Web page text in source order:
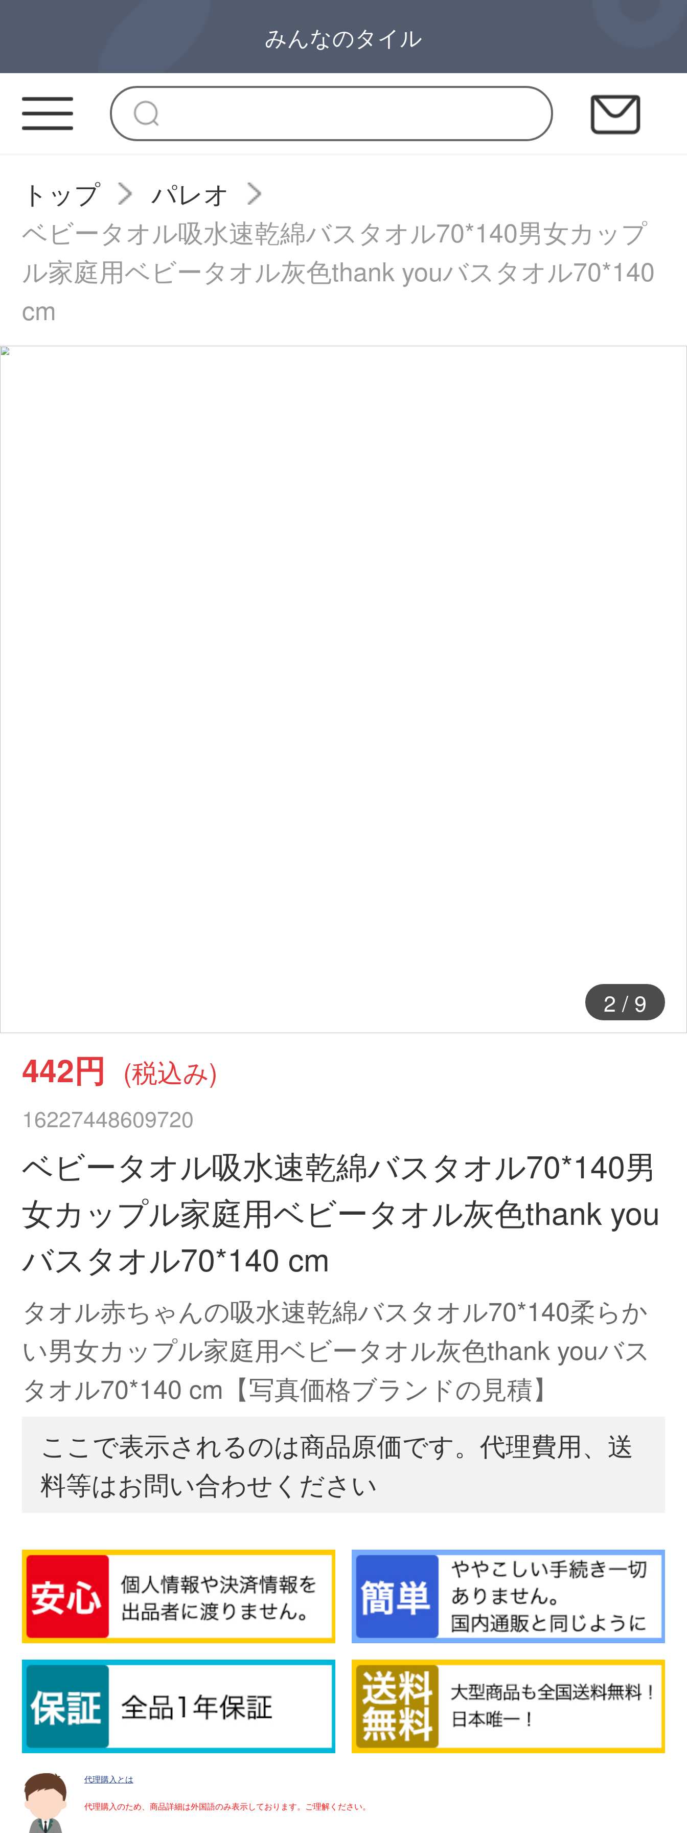
みんなのタイル
トップ
パレオ
ベビータオル吸水速乾綿バスタオル70*140男女カップ
ル家庭用ベビータオル灰色thank youバスタオル70*140
cm
2 / 9
442円 (税込み)
16227448609720
ベビータオル吸水速乾綿バスタオル70*140男
女カップル家庭用ベビータオル灰色thank you
バスタオル70*140 cm
タオル赤ちゃんの吸水速乾綿バスタオル70*140柔らか
い男女カップル家庭用ベビータオル灰色thank youバス
タオル70*140 cm【写真価格ブランドの見積】
ここで表示されるのは商品原価です。代理費用、送
料等はお問い合わせください
代理購入とは
代理購入のため、商品詳細は外国語のみ表示しております。ご理解ください。